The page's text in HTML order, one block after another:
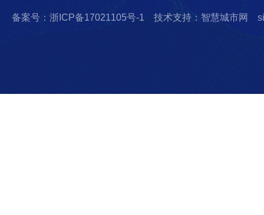
备案号：浙ICP备17021105号-1 技术支持：智慧城市网